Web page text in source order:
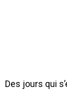
Des jours qui